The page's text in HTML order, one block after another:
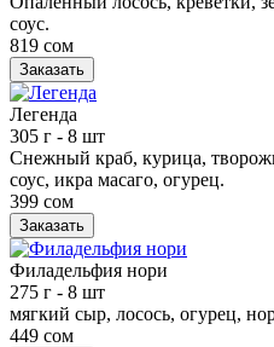
соус.
819 сом
Заказать
Легенда
305 г - 8 шт
Снежный краб, курица,
соус, икра масаго, огурец.
399 сом
Заказать
Филадельфия нори
275 г - 8 шт
мягкий сыр, лосось, огурец,
449 сом